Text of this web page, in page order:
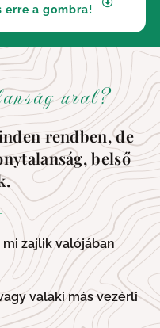
a gombra!
ural?
rendben, de
belső
zajlik valójában
valaki más vezérli